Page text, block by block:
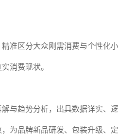
准区分大众刚需消费与个性化
消费现状。
与趋势分析，出具数据详实、
为品牌新品研发、包装升级、